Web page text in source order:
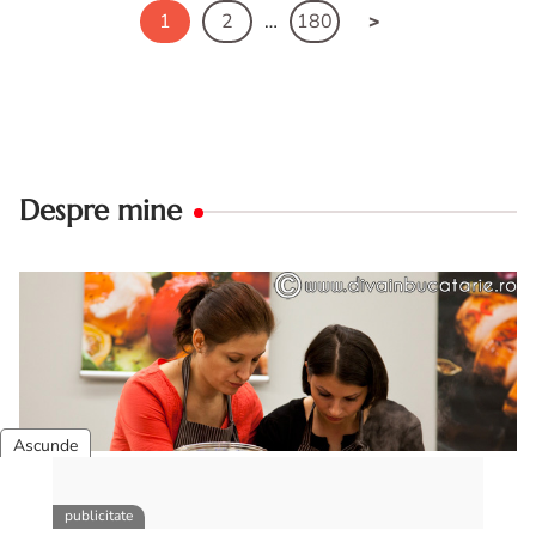
1 2 … 180
Despre mine